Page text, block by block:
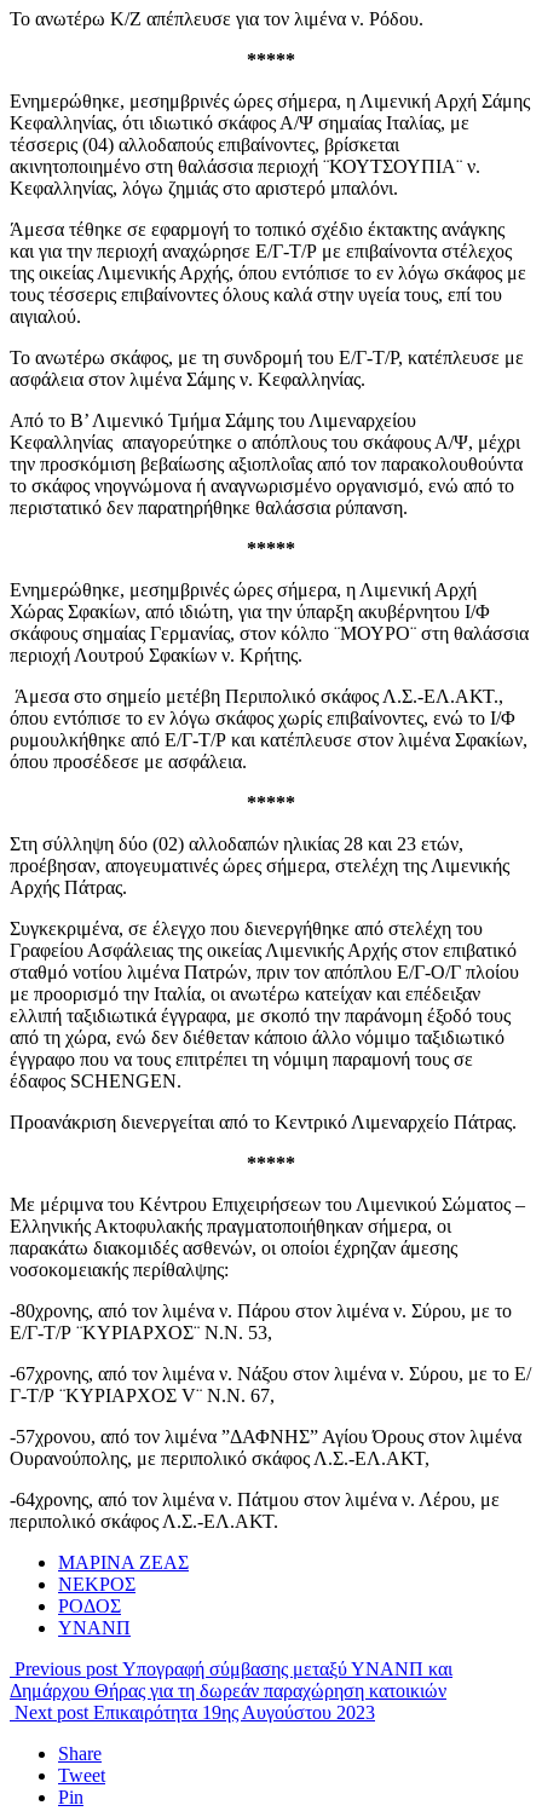
Το ανωτέρω Κ/Ζ απέπλευσε για τον λιμένα ν. Ρόδου.
*****
Ενημερώθηκε, μεσημβρινές ώρες σήμερα, η Λιμενική Αρχή Σάμης
Κεφαλληνίας, ότι ιδιωτικό σκάφος Α/Ψ σημαίας Ιταλίας, με
τέσσερις (04) αλλοδαπούς επιβαίνοντες, βρίσκεται
ακινητοποιημένο στη θαλάσσια περιοχή ¨ΚΟΥΤΣΟΥΠΙΑ¨ ν.
Κεφαλληνίας, λόγω ζημιάς στο αριστερό μπαλόνι.
Άμεσα τέθηκε σε εφαρμογή το τοπικό σχέδιο έκτακτης ανάγκης
και για την περιοχή αναχώρησε Ε/Γ-Τ/Ρ με επιβαίνοντα στέλεχος
της οικείας Λιμενικής Αρχής, όπου εντόπισε το εν λόγω σκάφος με
τους τέσσερις επιβαίνοντες όλους καλά στην υγεία τους, επί του
αιγιαλού.
Το ανωτέρω σκάφος, με τη συνδρομή του Ε/Γ-Τ/Ρ, κατέπλευσε με
ασφάλεια στον λιμένα Σάμης ν. Κεφαλληνίας.
Από το Β’ Λιμενικό Τμήμα Σάμης του Λιμεναρχείου
Κεφαλληνίας απαγορεύτηκε ο απόπλους του σκάφους Α/Ψ, μέχρι
την προσκόμιση βεβαίωσης αξιοπλοΐας από τον παρακολουθούντα
το σκάφος νηογνώμονα ή αναγνωρισμένο οργανισμό, ενώ από το
περιστατικό δεν παρατηρήθηκε θαλάσσια ρύπανση.
*****
Ενημερώθηκε, μεσημβρινές ώρες σήμερα, η Λιμενική Αρχή
Χώρας Σφακίων, από ιδιώτη, για την ύπαρξη ακυβέρνητου Ι/Φ
σκάφους σημαίας Γερμανίας, στον κόλπο ¨ΜΟΥΡΟ¨ στη θαλάσσια
περιοχή Λουτρού Σφακίων ν. Κρήτης.
Άμεσα στο σημείο μετέβη Περιπολικό σκάφος Λ.Σ.-ΕΛ.ΑΚΤ.,
όπου εντόπισε το εν λόγω σκάφος χωρίς επιβαίνοντες, ενώ το Ι/Φ
ρυμουλκήθηκε από Ε/Γ-Τ/Ρ και κατέπλευσε στον λιμένα Σφακίων,
όπου προσέδεσε με ασφάλεια.
*****
Στη σύλληψη δύο (02) αλλοδαπών ηλικίας 28 και 23 ετών,
προέβησαν, απογευματινές ώρες σήμερα, στελέχη της Λιμενικής
Αρχής Πάτρας.
Συγκεκριμένα, σε έλεγχο που διενεργήθηκε από στελέχη του
Γραφείου Ασφάλειας της οικείας Λιμενικής Αρχής στον επιβατικό
σταθμό νοτίου λιμένα Πατρών, πριν τον απόπλου Ε/Γ-Ο/Γ πλοίου
με προορισμό την Ιταλία, οι ανωτέρω κατείχαν και επέδειξαν
ελλιπή ταξιδιωτικά έγγραφα, με σκοπό την παράνομη έξοδό τους
από τη χώρα, ενώ δεν διέθεταν κάποιο άλλο νόμιμο ταξιδιωτικό
έγγραφο που να τους επιτρέπει τη νόμιμη παραμονή τους σε
έδαφος SCHENGEN.
Προανάκριση διενεργείται από το Κεντρικό Λιμεναρχείο Πάτρας.
*****
Με μέριμνα του Κέντρου Επιχειρήσεων του Λιμενικού Σώματος –
Ελληνικής Ακτοφυλακής πραγματοποιήθηκαν σήμερα, οι
παρακάτω διακομιδές ασθενών, οι οποίοι έχρηζαν άμεσης
νοσοκομειακής περίθαλψης:
-80χρονης, από τον λιμένα ν. Πάρου στον λιμένα ν. Σύρου, με το
Ε/Γ-Τ/Ρ ¨ΚΥΡΙΑΡΧΟΣ¨ Ν.Ν. 53,
-67χρονης, από τον λιμένα ν. Νάξου στον λιμένα ν. Σύρου, με το Ε/
Γ-Τ/Ρ ¨ΚΥΡΙΑΡΧΟΣ V¨ Ν.Ν. 67,
-57χρονου, από τον λιμένα ”ΔΑΦΝΗΣ” Αγίου Όρους στον λιμένα
Ουρανούπολης, με περιπολικό σκάφος Λ.Σ.-ΕΛ.ΑΚΤ,
-64χρονης, από τον λιμένα ν. Πάτμου στον λιμένα ν. Λέρου, με
περιπολικό σκάφος Λ.Σ.-ΕΛ.ΑΚΤ.
ΜΑΡΙΝΑ ΖΕΑΣ
ΝΕΚΡΟΣ
ΡΟΔΟΣ
ΥΝΑΝΠ
Previous post Υπογραφή σύμβασης μεταξύ ΥΝΑΝΠ και
Δημάρχου Θήρας για τη δωρεάν παραχώρηση κατοικιών
Next post Επικαιρότητα 19ης Αυγούστου 2023
Share
Tweet
Pin